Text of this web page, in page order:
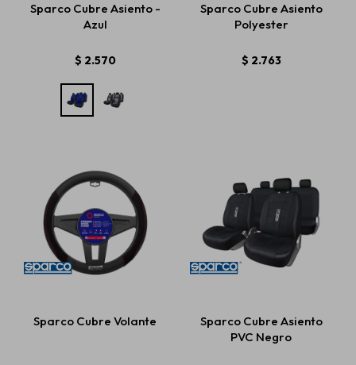
Sparco Cubre Asiento -
Azul
$ 2.570
Sparco Cubre Asiento
Polyester
$ 2.763
Sparco Cubre Volante
Sparco Cubre Asiento
PVC Negro